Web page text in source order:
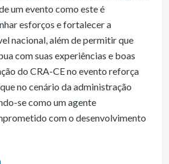
um evento como este é
esforços e fortalecer a
nacional, além de permitir que
com suas experiências e boas
do CRA-CE no evento reforça
no cenário da administração
se como um agente
com o desenvolvimento